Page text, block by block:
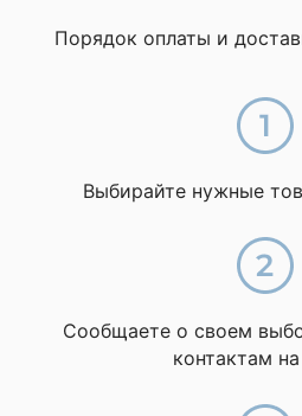
Порядок оплаты и
Выбирайте нужные
Сообщаете о своем
контактам